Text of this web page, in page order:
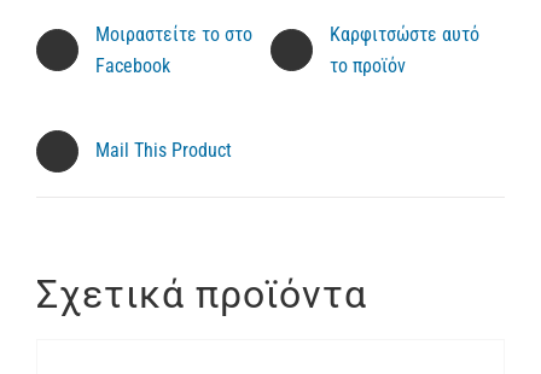
Μοιραστείτε το στο
Facebook
Καρφιτσώστε αυτό
το προϊόν
Mail This Product
Σχετικά προϊόντα